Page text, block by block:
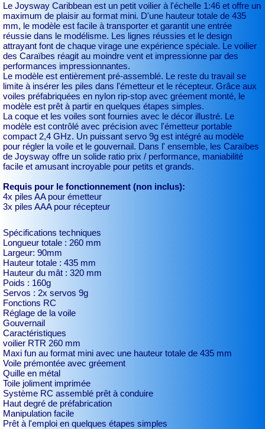
Le Joysway Caribbean est un petit voilier à l'échelle 1:46 et offre un
maximum de plaisir au format mini. D'une hauteur totale de 435
mm, le modèle est facile à transporter et garantit une entrée
réussie dans le modélisme. Les lignes réussies et le design
attrayant font de chaque virage une expérience spéciale. Le voilier
des Caraïbes réagit au moindre vent et impressionne par des
performances impressionnantes.
Le modèle est entièrement pré-assemblé. Le reste du travail se
limite à insérer les piles dans l'émetteur et le récepteur. Grâce aux
voiles préfabriquées en nylon rip-stop avec gréement monté, le
modèle est prêt à partir en quelques étapes simples.
La coque et les voiles sont fournies avec le décor illustré. Le
modèle est contrôlé avec précision avec l'émetteur portable
compact 2,4 GHz. Un puissant servo 9g est intégré au modèle
pour régler la voile et le gouvernail. Dans l' ensemble, les Caraïbes
de Joysway offre un solide ratio prix / performance, maniabilité
facile et amusant incroyable pour petits et grands.
Requis pour le fonctionnement (non inclus):
4x piles AA pour émetteur
3x piles AAA pour récepteur
Spécifications techniques
Longueur totale : 260 mm
Largeur: 90mm
Hauteur totale : 435 mm
Hauteur du mât : 320 mm
Poids : 160g
Servos : 2x servos 9g
Fonctions RC
Réglage de la voile
Gouvernail
Caractéristiques
voilier RTR 260 mm
Maxi fun au format mini avec une hauteur totale de 435 mm
Voile prémontée avec gréement
Quille en métal
Toile joliment imprimée
Système RC assemblé prêt à conduire
Haut degré de préfabrication
Manipulation facile
Prêt à l'emploi en quelques étapes simples